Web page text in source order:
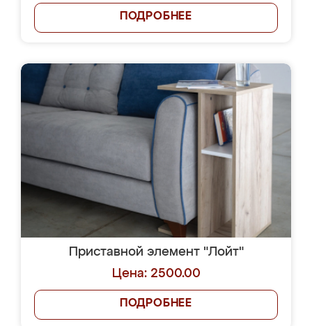
ПОДРОБНЕЕ
Приставной элемент "Лойт"
Цена: 2500.00
ПОДРОБНЕЕ